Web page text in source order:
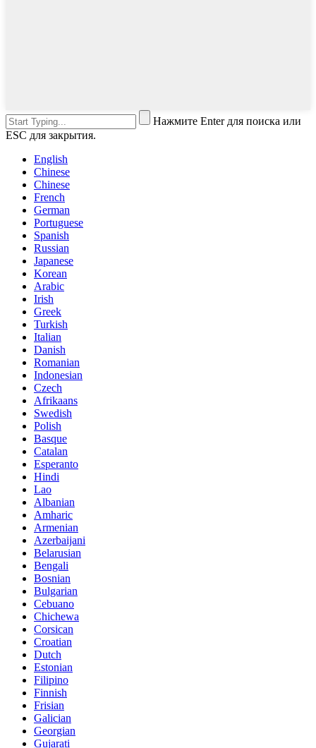
Нажмите Enter для поиска или
ESC для закрытия.
English
Chinese
Chinese
French
German
Portuguese
Spanish
Russian
Japanese
Korean
Arabic
Irish
Greek
Turkish
Italian
Danish
Romanian
Indonesian
Czech
Afrikaans
Swedish
Polish
Basque
Catalan
Esperanto
Hindi
Lao
Albanian
Amharic
Armenian
Azerbaijani
Belarusian
Bengali
Bosnian
Bulgarian
Cebuano
Chichewa
Corsican
Croatian
Dutch
Estonian
Filipino
Finnish
Frisian
Galician
Georgian
Gujarati